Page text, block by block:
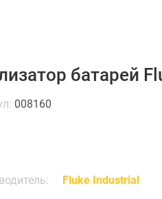
батарей
008160
Fluke Industrial